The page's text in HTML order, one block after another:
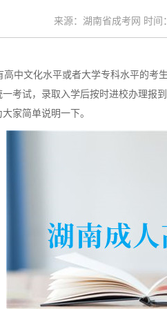
来源：湖南省成考网 时间
中文化水平或者大学专科水平的考
考试，录取入学后按时进校办理报
家简单说明一下。